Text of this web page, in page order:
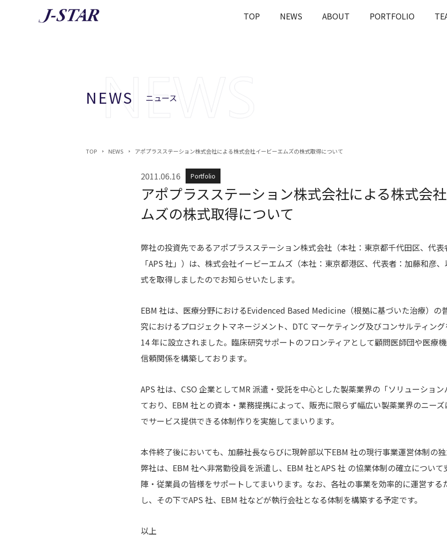
TOP NEWS ABOUT PORTFOLIO
NEWS ニュース
TOP NEWS アポプラスステーション株式会社による株式会社イービーエムズの株式取得について
2011.06.16 Portfolio
アポプラスステーション株式会社による株式会
ムズの株式取得について
弊社の投資先であるアポプラスステーション株式会社（本社：東京都千代田区、代
「APS 社」）は、株式会社イービーエムズ（本社：東京都港区、代表者：加藤和彦
式を取得しましたのでお知らせいたします。
EBM 社は、医療分野におけるEvidenced Based Medicine（根拠に基づいた治療）の
究におけるプロジェクトマネージメント、DTC マーケティング及びコンサルティン
14 年に設立されました。臨床研究サポートのフロンティアとして顧問医師団や医療
信頼関係を構築しております。
APS 社は、CSO 企業としてMR 派遣・受託を中心とした製薬業界の「ソリューショ
ており、EBM 社との資本・業務提携によって、販売に限らず幅広い製薬業界のニー
でサービス提供できる体制作りを実施してまいります。
本件終了後においても、加藤社長ならびに現幹部以下EBM 社の現行事業運営体制の独
弊社は、EBM 社へ非常勤役員を派遣し、EBM 社とAPS 社 の協業体制の確立につい
陣・従業員の皆様をサポートしてまいります。なお、各社の事業を効率的に運営する
し、その下でAPS 社、EBM 社などが執行会社となる体制を構築する予定です。
以上